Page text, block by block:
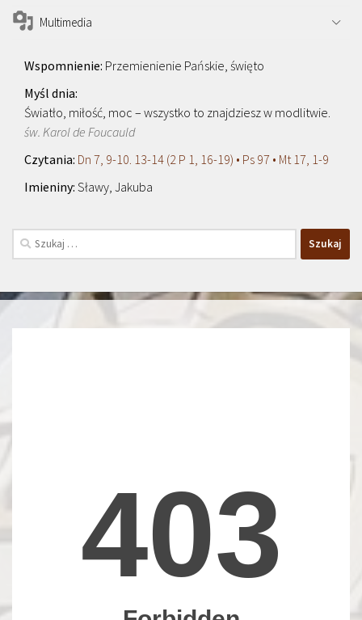
Multimedia
Przemienienie Pańskie, święto
Światło, miłość, moc – wszystko to znajdziesz w modlitwie.
św. Karol de Foucauld
Dn 7, 9-10. 13-14 (2 P 1, 16-19) • Ps 97 • Mt 17, 1-9
Sławy, Jakuba
Szukaj: